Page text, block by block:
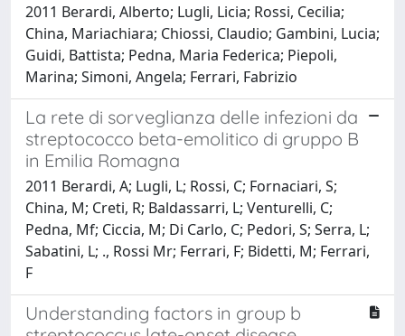
2011 Berardi, Alberto; Lugli, Licia; Rossi, Cecilia;
China, Mariachiara; Chiossi, Claudio; Gambini, Lucia;
Guidi, Battista; Pedna, Maria Federica; Piepoli,
Marina; Simoni, Angela; Ferrari, Fabrizio
La rete di sorveglianza delle infezioni da
streptococco beta-emolitico di gruppo B
in Emilia Romagna
2011 Berardi, A; Lugli, L; Rossi, C; Fornaciari, S;
China, M; Creti, R; Baldassarri, L; Venturelli, C;
Pedna, Mf; Ciccia, M; Di Carlo, C; Pedori, S; Serra, L;
Sabatini, L; ., Rossi Mr; Ferrari, F; Bidetti, M; Ferrari,
F
Understanding factors in group b